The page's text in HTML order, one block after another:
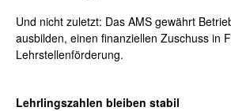
Und nicht zuletzt: Das AMS gewährt
ausbilden, einen finanziellen Zuschuss in
Lehrstellenförderung.
Lehrlingszahlen bleiben stabil